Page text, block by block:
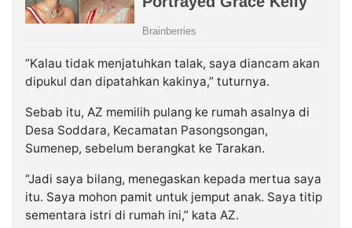
“Kalau tidak menjatuhkan talak, saya diancam akan
dipukul dan dipatahkan kakinya,” tuturnya.
Sebab itu, AZ memilih pulang ke rumah asalnya di
Desa Soddara, Kecamatan Pasongsongan,
Sumenep, sebelum berangkat ke Tarakan.
“Jadi saya bilang, menegaskan kepada mertua saya
itu. Saya mohon pamit untuk jemput anak. Saya titip
sementara istri di rumah ini,” kata AZ.